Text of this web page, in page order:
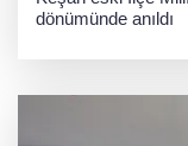
dönümünde anıldı